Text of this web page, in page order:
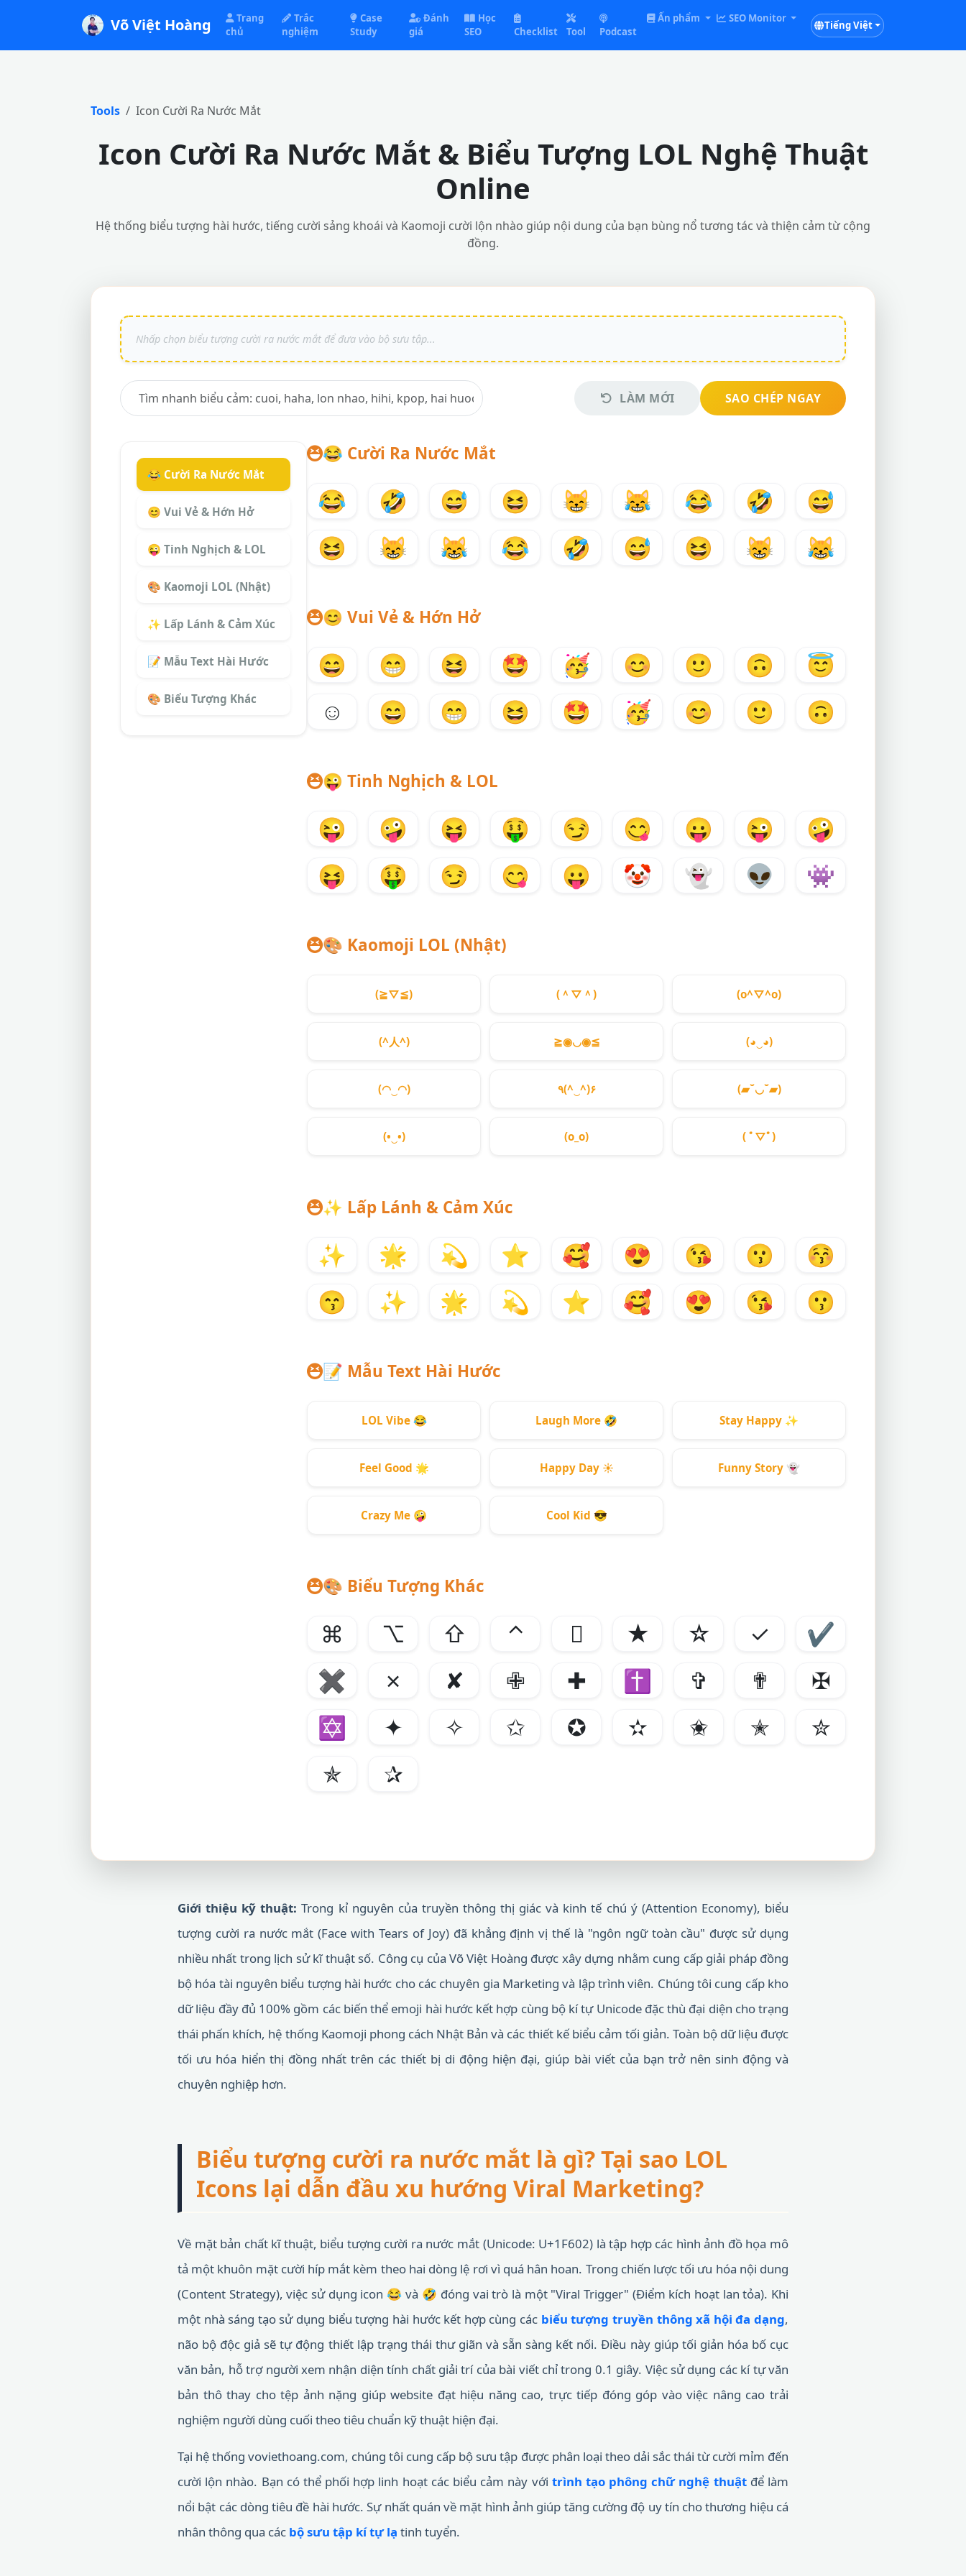
Võ Việt Hoàng
Trang
chủ
Trắc
nghiệm
Case
Study
Đánh
giá
Học
SEO
Checklist Tool Podcast
Ấn phẩm SEO Monitor
Tiếng Việt
Tools Icon Cười Ra Nước Mắt
Icon Cười Ra Nước Mắt & Biểu Tượng LOL Nghệ Thuật
Online
Hệ thống biểu tượng hài hước, tiếng cười sảng khoái và Kaomoji cười lộn nhào giúp nội dung của bạn bùng nổ tương tác và thiện cảm từ cộng
đồng.
LÀM MỚI SAO CHÉP NGAY
😂 Cười Ra Nước Mắt
😊 Vui Vẻ & Hớn Hở
😜 Tinh Nghịch & LOL
🎨 Kaomoji LOL (Nhật)
✨ Lấp Lánh & Cảm Xúc
📝 Mẫu Text Hài Hước
🎨 Biểu Tượng Khác
😂 Cười Ra Nước Mắt
😂 🤣 😅 😆 😸 😹 😂 🤣
😅
😆
😸 😹 😂 🤣 😅 😆 😸 😹
😊 Vui Vẻ & Hớn Hở
😄 😁 😆 🤩 🥳 😊 🙂 🙃
😇
☺️
😄 😁 😆 🤩 🥳 😊 🙂 🙃
😜 Tinh Nghịch & LOL
😜 🤪 😝 🤑 😏 😋 😛 😜
🤪
😝
🤑 😏 😋 😛 🤡 👻 👽 👾
🎨 Kaomoji LOL (Nhật)
(≧▽≦) (＾▽＾) (o^▽^o)
(^人^) ≧◉◡◉≦ (◕‿◕)
(◠‿◠) ٩(^‿^)۶ (▰˘◡˘▰)
(•‿•) (o_o) ( ﾟ▽ﾟ)
✨ Lấp Lánh & Cảm Xúc
✨ 🌟 💫 ⭐ 🥰 😍 😘 😗
😚
😙
✨ 🌟 💫 ⭐ 🥰 😍 😘 😗
📝 Mẫu Text Hài Hước
LOL Vibe 😂 Laugh More 🤣 Stay Happy ✨
Feel Good 🌟 Happy Day ☀️ Funny Story 👻
Crazy Me 🤪 Cool Kid 😎
🎨 Biểu Tượng Khác
⌘ ⌥ ⇧ ⌃  ★ ☆ ✓
✔
✖
✗ ✘ ✙ ✚ ✝ ✞ ✟
✠
✡
✦ ✧ ✩ ✪ ✫ ✬ ✭
✮
✯
✰
Giới thiệu kỹ thuật: Trong kỉ nguyên của truyền thông thị giác và kinh tế chú ý (Attention Economy), biểu
tượng cười ra nước mắt (Face with Tears of Joy) đã khẳng định vị thế là "ngôn ngữ toàn cầu" được sử dụng
nhiều nhất trong lịch sử kĩ thuật số. Công cụ của Võ Việt Hoàng được xây dựng nhằm cung cấp giải pháp đồng
bộ hóa tài nguyên biểu tượng hài hước cho các chuyên gia Marketing và lập trình viên. Chúng tôi cung cấp kho
dữ liệu đầy đủ 100% gồm các biến thể emoji hài hước kết hợp cùng bộ kí tự Unicode đặc thù đại diện cho trạng
thái phấn khích, hệ thống Kaomoji phong cách Nhật Bản và các thiết kế biểu cảm tối giản. Toàn bộ dữ liệu được
tối ưu hóa hiển thị đồng nhất trên các thiết bị di động hiện đại, giúp bài viết của bạn trở nên sinh động và
chuyên nghiệp hơn.
Biểu tượng cười ra nước mắt là gì? Tại sao LOL
Icons lại dẫn đầu xu hướng Viral Marketing?
Về mặt bản chất kĩ thuật, biểu tượng cười ra nước mắt (Unicode: U+1F602) là tập hợp các hình ảnh đồ họa mô
tả một khuôn mặt cười híp mắt kèm theo hai dòng lệ rơi vì quá hân hoan. Trong chiến lược tối ưu hóa nội dung
(Content Strategy), việc sử dụng icon 😂 và 🤣 đóng vai trò là một "Viral Trigger" (Điểm kích hoạt lan tỏa). Khi
một nhà sáng tạo sử dụng biểu tượng hài hước kết hợp cùng các biểu tượng truyền thông xã hội đa dạng,
não bộ độc giả sẽ tự động thiết lập trạng thái thư giãn và sẵn sàng kết nối. Điều này giúp tối giản hóa bố cục
văn bản, hỗ trợ người xem nhận diện tính chất giải trí của bài viết chỉ trong 0.1 giây. Việc sử dụng các kí tự văn
bản thô thay cho tệp ảnh nặng giúp website đạt hiệu năng cao, trực tiếp đóng góp vào việc nâng cao trải
nghiệm người dùng cuối theo tiêu chuẩn kỹ thuật hiện đại.
Tại hệ thống voviethoang.com, chúng tôi cung cấp bộ sưu tập được phân loại theo dải sắc thái từ cười mỉm đến
cười lộn nhào. Bạn có thể phối hợp linh hoạt các biểu cảm này với trình tạo phông chữ nghệ thuậtđể làm
nổi bật các dòng tiêu đề hài hước. Sự nhất quán về mặt hình ảnh giúp tăng cường độ uy tín cho thương hiệu cá
nhân thông qua các bộ sưu tập kí tự lạ tinh tuyển.